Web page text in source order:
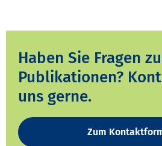
Haben Sie Fragen
Publikationen?
uns gerne.
Zum